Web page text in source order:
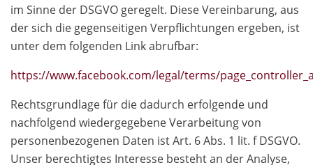
im Sinne der DSGVO geregelt. Diese Vereinbarung, aus
der sich die gegenseitigen Verpflichtungen ergeben, ist
unter dem folgenden Link abrufbar:
https://www.facebook.com/legal/terms/
Rechtsgrundlage für die dadurch erfolgende und
nachfolgend wiedergegebene Verarbeitung von
personenbezogenen Daten ist Art. 6 Abs. 1 lit. f DSGVO.
Unser berechtigtes Interesse besteht an der Analyse,